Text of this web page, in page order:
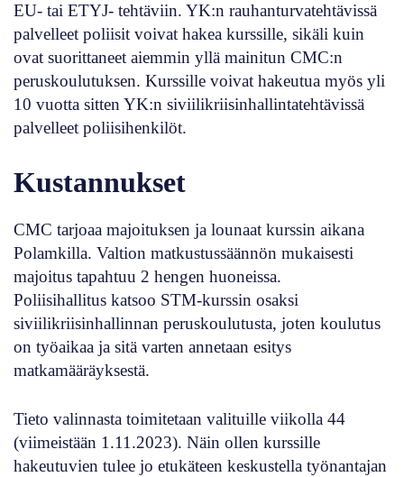
EU- tai ETYJ- tehtäviin. YK:n rauhanturvatehtävissä
palvelleet poliisit voivat hakea kurssille, sikäli kuin
ovat suorittaneet aiemmin yllä mainitun CMC:n
peruskoulutuksen. Kurssille voivat hakeutua myös yli
10 vuotta sitten YK:n siviilikriisinhallintatehtävissä
palvelleet poliisihenkilöt.
Kustannukset
CMC tarjoaa majoituksen ja lounaat kurssin aikana
Polamkilla. Valtion matkustussäännön mukaisesti
majoitus tapahtuu 2 hengen huoneissa.
Poliisihallitus katsoo STM-kurssin osaksi
siviilikriisinhallinnan peruskoulutusta, joten koulutus
on työaikaa ja sitä varten annetaan esitys
matkamääräyksestä.
Tieto valinnasta toimitetaan valituille viikolla 44
(viimeistään 1.11.2023). Näin ollen kurssille
hakeutuvien tulee jo etukäteen keskustella työnantajan